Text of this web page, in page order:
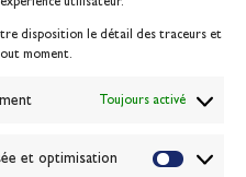
disposition le détail des traceurs et
moment.
Toujours activé
et optimisation